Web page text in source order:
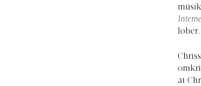
løber.
at